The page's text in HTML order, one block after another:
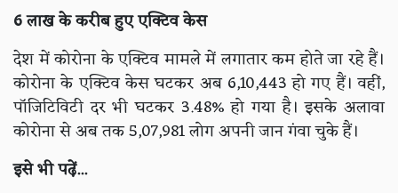
6 लाख के करीब हुए एक्टिव केस
देश में कोरोना के एक्टिव मामले में लगातार कम होते जा रहे हैं।
कोरोना के एक्टिव केस घटकर अब 6,10,443 हो गए हैं। वहीं,
पॉजिटिविटी दर भी घटकर 3.48% हो गया है। इसके अलावा
कोरोना से अब तक 5,07,981 लोग अपनी जान गंवा चुके हैं।
इसे भी पढ़ें...